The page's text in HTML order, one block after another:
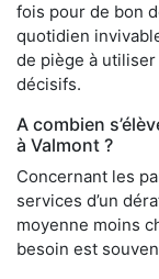
fois pour de bon
quotidien
de piège à utiliser
décisifs.
A combien
à Valmont ?
Concernant les
services d’un
moyenne moins
besoin est